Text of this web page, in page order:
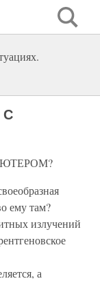
С
ему там?
излучений
а